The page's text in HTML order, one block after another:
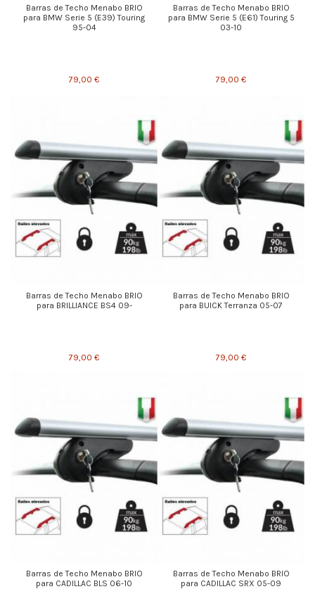
Barras de Techo Menabo BRIO
para BMW Serie 5 (E39) Touring
95-04
79,00 €
Barras de Techo Menabo BRIO
para BMW Serie 5 (E61) Touring 5
03-10
79,00 €
Barras de Techo Menabo BRIO
para BRILLIANCE BS4 09-
79,00 €
Barras de Techo Menabo BRIO
para BUICK Terranza 05-07
79,00 €
Barras de Techo Menabo BRIO
para CADILLAC BLS 06-10
Barras de Techo Menabo BRIO
para CADILLAC SRX 05-09